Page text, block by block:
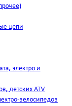
цепи
электро и
детских ATV
велосипедов